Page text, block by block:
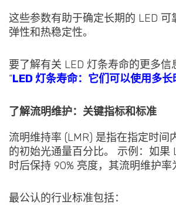
这些参数有助于确定长期的 LED 可
弹性和热稳定性。
要了解有关 LED 灯条寿命的更多信
“LED 灯条寿命：它们可以使用多长
了解流明维护：关键指标和标准
流明维持率 (LMR) 是指在指定时间
的初始光通量百分比。 示例：如果
时后保持 90% 亮度，其流明维护率
最公认的行业标准包括：